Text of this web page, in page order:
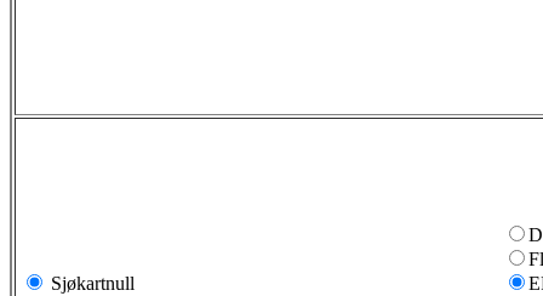
Sjøkartnull